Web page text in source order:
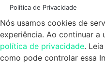
Política de Privacidade
Nós usamos cookies de
experiência. Ao continuar a
política de privacidade.
como pode controlar essa